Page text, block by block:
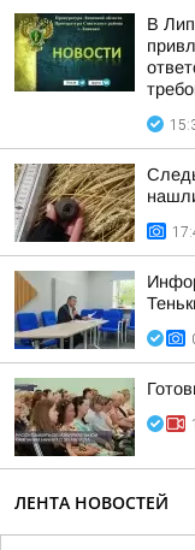
В
ЛЕНТА НОВОСТЕЙ